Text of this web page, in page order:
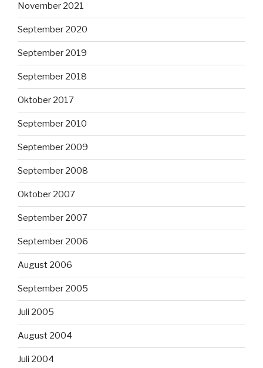
November 2021
September 2020
September 2019
September 2018
Oktober 2017
September 2010
September 2009
September 2008
Oktober 2007
September 2007
September 2006
August 2006
September 2005
Juli 2005
August 2004
Juli 2004